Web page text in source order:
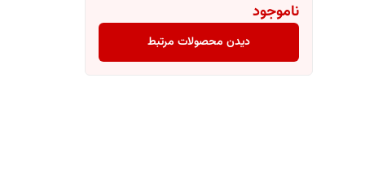
ناموجود
دیدن محصولات مرتبط